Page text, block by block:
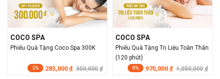
COCO SPA
Phiếu Quà Tặng Coco Spa 300K
5% 285,000 đ 300,000 đ
COCO SPA
Phiếu Quà Tặng Trị Liệu Toàn Thân
(120 phút)
8% 970,000 đ 1,050,000 đ